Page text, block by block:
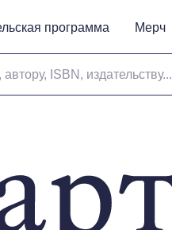
ISBN, издательству...
программа Мерч
программа Мерч